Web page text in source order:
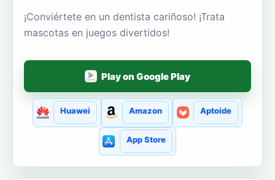
¡Conviértete en un dentista cariñoso! ¡Trata
mascotas en juegos divertidos!
Play on Google Play
Huawei Amazon Aptoide
App Store